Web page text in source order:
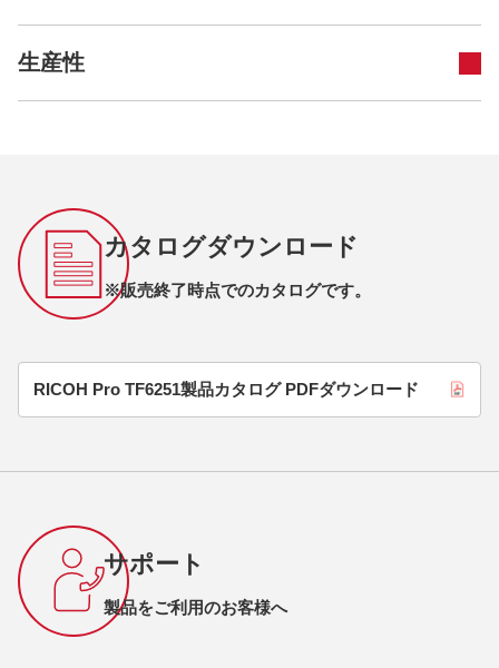
生産性
カタログダウンロード
※販売終了時点でのカタログです。
RICOH Pro TF6251製品カタログ PDFダウンロード
サポート
製品をご利用のお客様へ